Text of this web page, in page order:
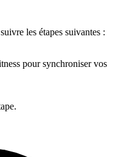
les étapes suivantes :
pour synchroniser vos